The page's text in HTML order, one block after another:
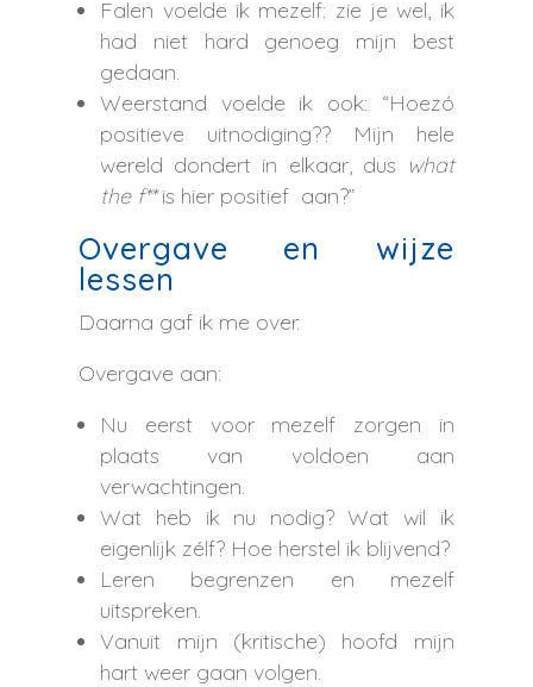
Falen voelde ik mezelf: zie je wel, ik
had niet hard genoeg mijn best
gedaan.
Weerstand voelde ik ook: “Hoezó
positieve uitnodiging?? Mijn hele
wereld dondert in elkaar, dus what
the f**is hier positief aan?”
Overgave en wijze
lessen
Daarna gaf ik me over.
Overgave aan:
Nu eerst voor mezelf zorgen in
plaats van voldoen aan
verwachtingen.
Wat heb ik nu nodig? Wat wil ik
eigenlijk zélf? Hoe herstel ik blijvend?
Leren begrenzen en mezelf
uitspreken.
Vanuit mijn (kritische) hoofd mijn
hart weer gaan volgen.